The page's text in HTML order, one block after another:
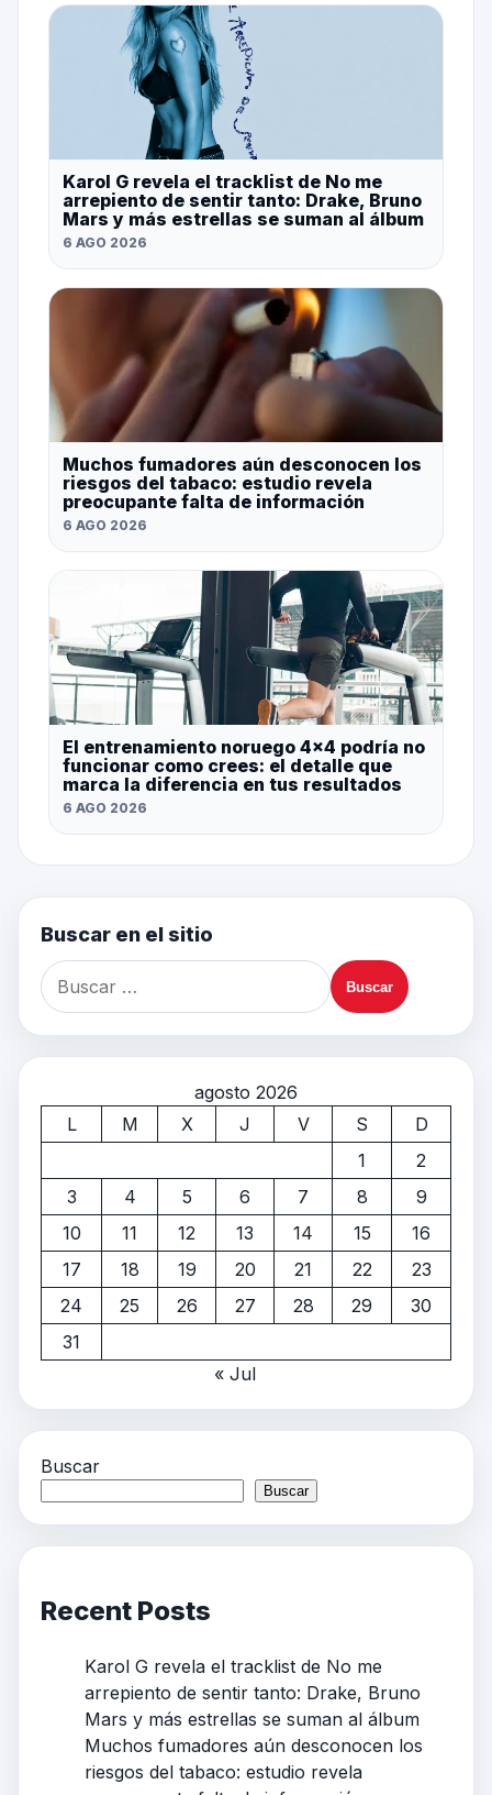
Karol G revela el tracklist de No me
arrepiento de sentir tanto: Drake, Bruno
Mars y más estrellas se suman al álbum
6 AGO 2026
Muchos fumadores aún desconocen los
riesgos del tabaco: estudio revela
preocupante falta de información
6 AGO 2026
El entrenamiento noruego 4×4 podría no
funcionar como crees: el detalle que
marca la diferencia en tus resultados
6 AGO 2026
Buscar en el sitio
agosto 2026
L
M X J V S
D
1
2
3
4 5 6 7 8
9
10
11 12 13 14 15
16
17
18 19 20 21 22
23
24
25 26 27 28 29
30
31
« Jul
Buscar
Buscar
Recent Posts
Karol G revela el tracklist de No me
arrepiento de sentir tanto: Drake, Bruno
Mars y más estrellas se suman al álbum
Muchos fumadores aún desconocen los
riesgos del tabaco: estudio revela